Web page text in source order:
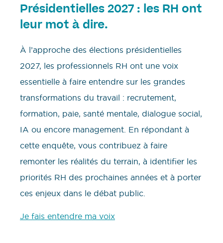
Présidentielles 2027 : les RH ont
leur mot à dire.
À l’approche des élections présidentielles
2027, les professionnels RH ont une voix
essentielle à faire entendre sur les grandes
transformations du travail : recrutement,
formation, paie, santé mentale, dialogue social,
IA ou encore management. En répondant à
cette enquête, vous contribuez à faire
remonter les réalités du terrain, à identifier les
priorités RH des prochaines années et à porter
ces enjeux dans le débat public.
Je fais entendre ma voix